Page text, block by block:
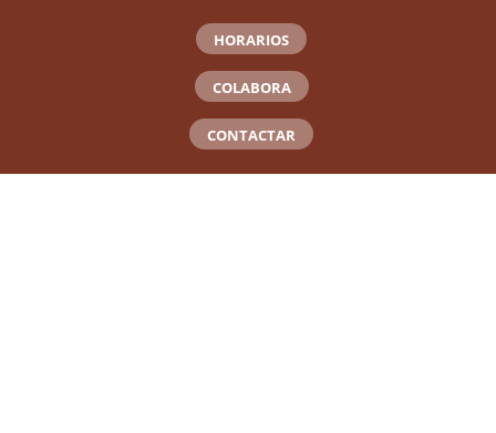
HORARIOS
COLABORA
CONTACTAR